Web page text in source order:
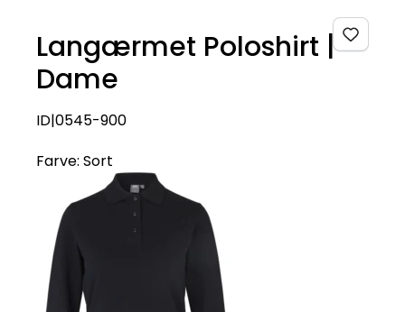
Langærmet Poloshirt |
Dame
ID|0545-900
Farve: Sort